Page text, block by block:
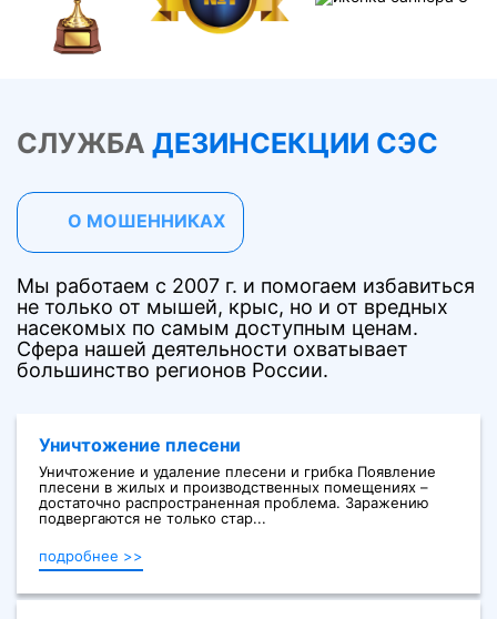
СЛУЖБА ДЕЗИНСЕКЦИИ СЭС
О МОШЕННИКАХ
Мы работаем с 2007 г. и помогаем избавиться
не только от мышей, крыс, но и от вредных
насекомых по самым доступным ценам.
Сфера нашей деятельности охватывает
большинство регионов России.
Уничтожение плесени
Уничтожение и удаление плесени и грибка Появление
плесени в жилых и производственных помещениях –
достаточно распространенная проблема. Заражению
подвергаются не только стар...
подробнее >>